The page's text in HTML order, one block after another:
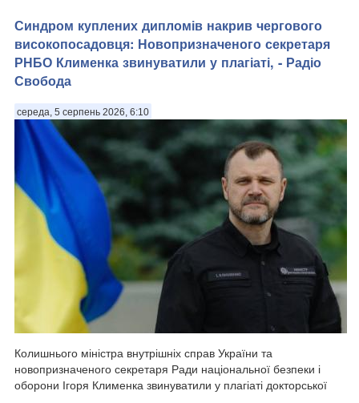
Синдром куплених дипломів накрив чергового
високопосадовця: Новопризначеного секретаря
РНБО Клименка звинуватили у плагіаті, - Радіо
Свобода
середа, 5 серпень 2026, 6:10
Колишнього міністра внутрішніх справ України та
новопризначеного секретаря Ради національної безпеки і
оборони Ігоря Клименка звинуватили у плагіаті докторської